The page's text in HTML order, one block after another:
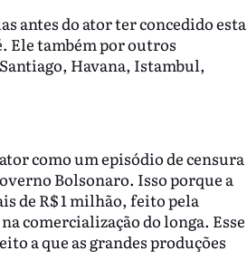
antes do ator ter concedido esta
Ele também por outros
Havana, Istambul,
como um episódio de censura
Bolsonaro. Isso porque a
de R$ 1 milhão, feito pela
comercialização do longa. Esse
a que as grandes produções